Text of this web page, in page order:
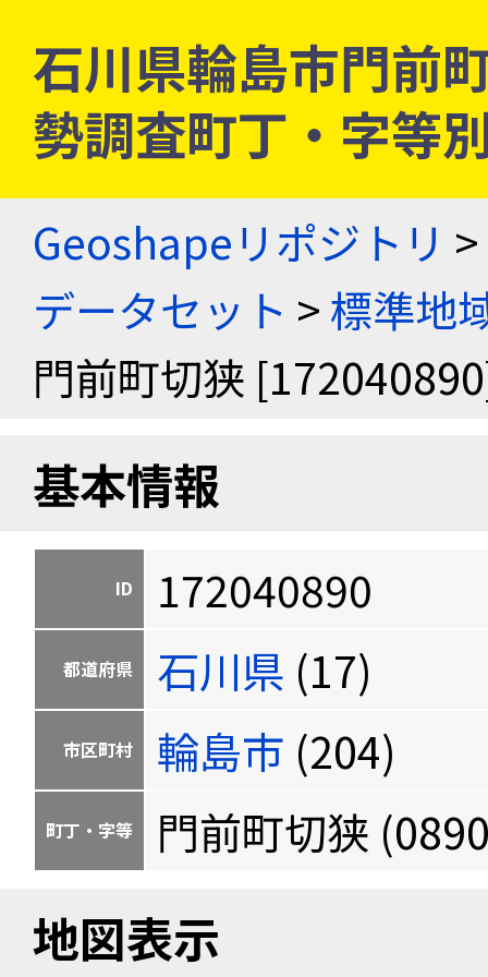
石川県輪島市門前
勢調査町丁・字等
Geoshapeリポジトリ >
データセット >標準地
門前町切狭
基本情報
ID 172040890
都道府県 石川県 (17)
市区町村 輪島市 (204)
町丁・字等 門前町切狭
地図表示